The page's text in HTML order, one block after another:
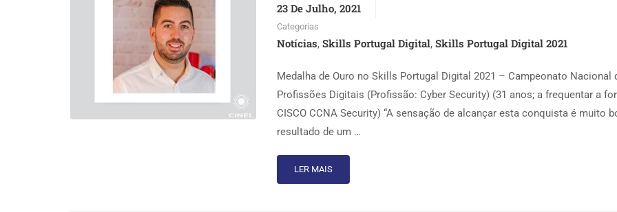
23 De Julho, 2021
Categorias
Notícias, Skills Portugal Digital, Skills Portugal Digital 2021
Medalha de Ouro no Skills Portugal Digital 2021 – Campeonato Nacional
Profissões Digitais (Profissão: Cyber Security) (31 anos; a frequentar a
CISCO CCNA Security) “A sensação de alcançar esta conquista é muito
resultado de um …
LER MAIS